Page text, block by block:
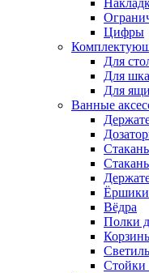
Цифры
Для
Для
Для
Ванные
Ёршики
Вёдра
Полки
Стойки